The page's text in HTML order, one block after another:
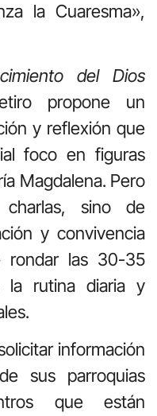
la Cuaresma»,
del Dios
propone un
y reflexión que
foco en figuras
Magdalena. Pero
sino de
y convivencia
rondar las 30-35
la rutina diaria y
información
sus parroquias
que están